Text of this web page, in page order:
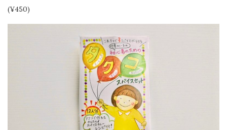
(¥450)